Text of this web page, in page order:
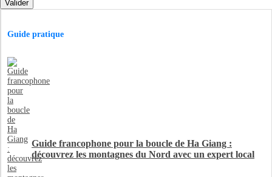
Valider
Guide pratique
Guide francophone pour la boucle de Ha Giang :
découvrez les montagnes du Nord avec un expert local